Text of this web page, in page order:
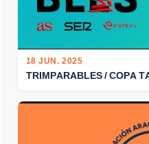
18 JUN. 2025
TRIMPARABLES / COPA